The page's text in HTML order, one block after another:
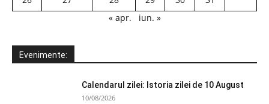
« apr.
iun. »
Evenimente:
Calendarul zilei: Istoria zilei de 10 August
10/08/2026